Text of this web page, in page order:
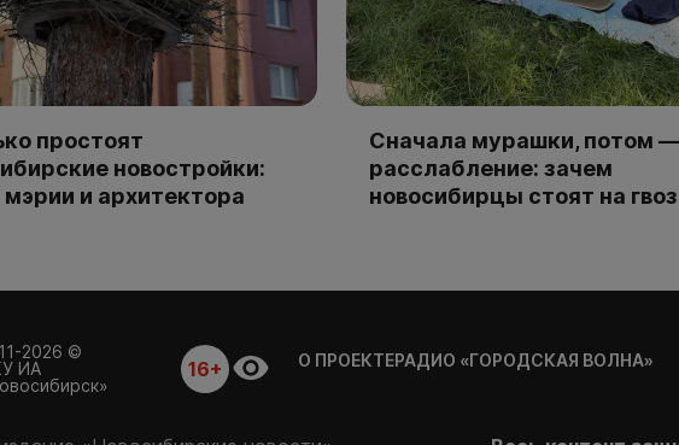
простоят
новостройки:
мэрии и архитектора
Сначала мурашки, потом —
расслабление: зачем
новосибирцы стоят на
2026 ©
ИА
16+ О ПРОЕКТЕРАДИО «ГОРОДСКАЯ ВОЛНА»